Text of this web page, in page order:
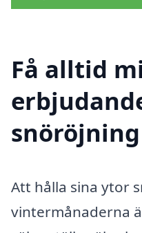
Få alltid
Att hålla sina ytor
vintermånaderna